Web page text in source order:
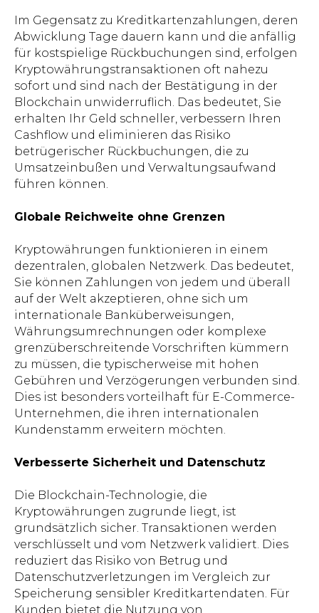
Im Gegensatz zu Kreditkartenzahlungen, deren
Abwicklung Tage dauern kann und die anfällig
für kostspielige Rückbuchungen sind, erfolgen
Kryptowährungstransaktionen oft nahezu
sofort und sind nach der Bestätigung in der
Blockchain unwiderruflich. Das bedeutet, Sie
erhalten Ihr Geld schneller, verbessern Ihren
Cashflow und eliminieren das Risiko
betrügerischer Rückbuchungen, die zu
Umsatzeinbußen und Verwaltungsaufwand
führen können.
Globale Reichweite ohne Grenzen
Kryptowährungen funktionieren in einem
dezentralen, globalen Netzwerk. Das bedeutet,
Sie können Zahlungen von jedem und überall
auf der Welt akzeptieren, ohne sich um
internationale Banküberweisungen,
Währungsumrechnungen oder komplexe
grenzüberschreitende Vorschriften kümmern
zu müssen, die typischerweise mit hohen
Gebühren und Verzögerungen verbunden sind.
Dies ist besonders vorteilhaft für E-Commerce-
Unternehmen, die ihren internationalen
Kundenstamm erweitern möchten.
Verbesserte Sicherheit und Datenschutz
Die Blockchain-Technologie, die
Kryptowährungen zugrunde liegt, ist
grundsätzlich sicher. Transaktionen werden
verschlüsselt und vom Netzwerk validiert. Dies
reduziert das Risiko von Betrug und
Datenschutzverletzungen im Vergleich zur
Speicherung sensibler Kreditkartendaten. Für
Kunden bietet die Nutzung von